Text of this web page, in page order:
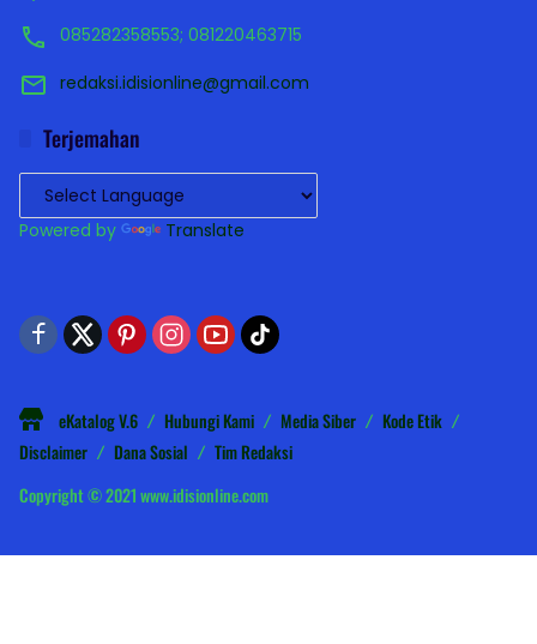
085282358553; 081220463715
redaksi.idisionline@gmail.com
Terjemahan
Powered by Translate
eKatalog V.6 Hubungi Kami Media Siber
Kode Etik
Disclaimer
Dana Sosial
Tim Redaksi
Copyright © 2021 www.idisionline.com